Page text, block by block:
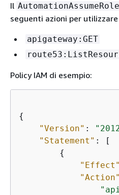
Il AutomationAssumeRole
seguenti azioni per
apigateway:GET
Policy IAM di esempio:
{
"Version" :
"Statement" : [
{
"Effect"
"Action"